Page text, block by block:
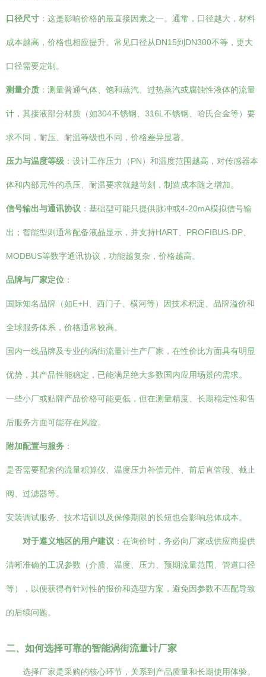
口径尺寸 ：这是影响价格的最直接因素之一。通常，口径越大，材料
成本越高，价格也相应提升。常见口径从DN15到DN300不等，更大
口径需要定制。
测量介质 ：测量普通气体、饱和蒸汽、过热蒸汽或腐蚀性液体的流量
计，其接液部分材质（如304不锈钢、316L不锈钢、哈氏合金等）要
求不同，耐压、耐温等级也不同，价格差异显著。
压力与温度等级 ：设计工作压力（PN）和温度范围越高，对传感器本
体和内部元件的承压、耐温要求就越苛刻，制造成本随之增加。
信号输出与通讯协议 ：基础型可能只提供脉冲或4-20mA模拟信号输
出；智能型则通常配备液晶显示，并支持HART、PROFIBUS-DP、
MODBUS等数字通讯协议，功能越复杂，价格越高。
品牌与厂家定位 ：
国际知名品牌（如E+H、西门子、横河等）因技术积淀、品牌溢价和
全球服务体系，价格通常较高。
国内一线品牌及专业的涡街流量计生产厂家，在性价比方面具有明显
优势，其产品性能稳定，已能满足绝大多数国内应用场景的需求。
一些小厂或贴牌产品价格可能更低，但在测量精度、长期稳定性和售
后服务方面可能存在风险。
附加配置与服务 ：
是否需要配套的流量积算仪、温度压力补偿元件、前后直管段、截止
阀、过滤器等。
安装调试服务、技术培训以及保修期限的长短也会影响总体成本。
对于遵义地区的用户建议 ：在询价时，务必向厂家或供应商提供
清晰准确的工况参数（介质、温度、压力、预期流量范围、管道口径
等），以便获得有针对性的报价和选型方案，避免因参数不匹配导致
的后续问题。
二、如何选择可靠的智能涡街流量计厂家
选择厂家是采购的核心环节，关系到产品质量和长期使用体验。